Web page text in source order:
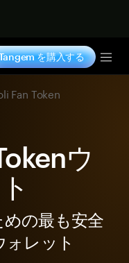
を購入する
Fan Token
ウ
の最も安全
レット